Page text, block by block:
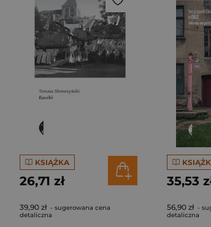
KSIĄŻKA
26,71 zł
39,90 zł - sugerowana cena
detaliczna
35,53
56,90 zł -
detaliczna